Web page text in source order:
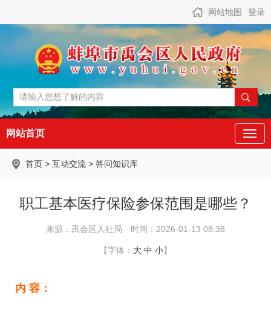
网站地图 登录
网站首页
首页 > 互动交流 > 答问知识库
职工基本医疗保险参保范围是哪些？
来源：禹会区人社局 时间：2026-01-13 08:38
【字体： 大 中 小】
内 容：